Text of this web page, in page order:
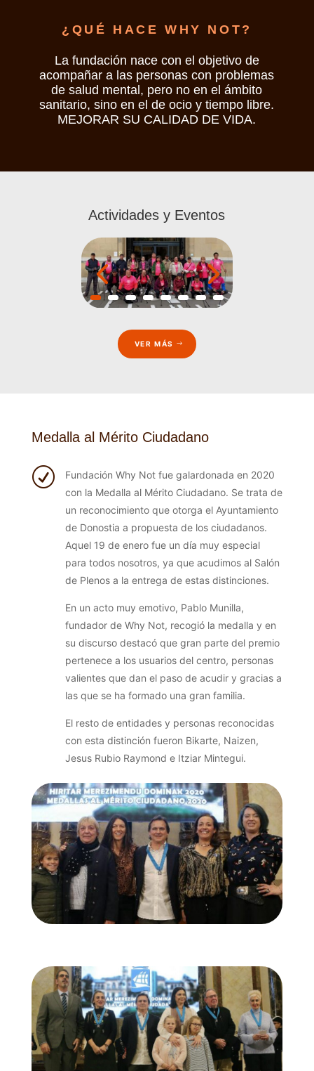
¿QUÉ HACE WHY NOT?
La fundación nace con el objetivo de
acompañar a las personas con problemas
de salud mental, pero no en el ámbito
sanitario, sino en el de ocio y tiempo libre.
MEJORAR SU CALIDAD DE VIDA.
Actividades y Eventos
VER MÁS
Medalla al Mérito Ciudadano
R
Fundación Why Not fue galardonada en 2020
con la Medalla al Mérito Ciudadano. Se trata de
un reconocimiento que otorga el Ayuntamiento
de Donostia a propuesta de los ciudadanos.
Aquel 19 de enero fue un día muy especial
para todos nosotros, ya que acudimos al Salón
de Plenos a la entrega de estas distinciones.
En un acto muy emotivo, Pablo Munilla,
fundador de Why Not, recogió la medalla y en
su discurso destacó que gran parte del premio
pertenece a los usuarios del centro, personas
valientes que dan el paso de acudir y gracias a
las que se ha formado una gran familia.
El resto de entidades y personas reconocidas
con esta distinción fueron Bikarte, Naizen,
Jesus Rubio Raymond e Itziar Mintegui.